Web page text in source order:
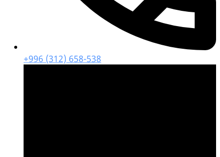
+996 (312) 658-538